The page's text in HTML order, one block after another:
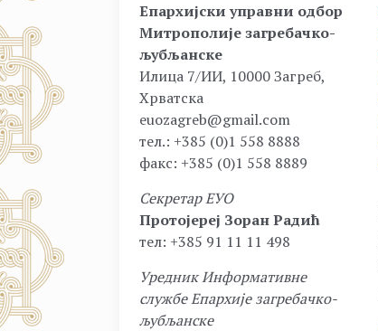
Епархијски управни одбор
Митрополије загребачко-
љубљанске
Илица 7/ИИ, 10000 Загреб,
Хрватска
euozagreb@gmail.com
тел.: +385 (0)1 558 8888
факс: +385 (0)1 558 8889
Секретар ЕУО
Протојереј Зоран Радић
тел: +385 91 11 11 498
Уредник Информативне
службе Епархије загребачко-
љубљанске